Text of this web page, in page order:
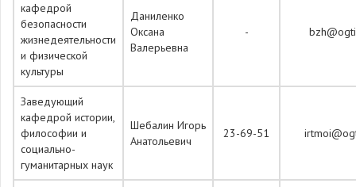
кафедрой
безопасности
жизнедеятельности
и физической
культуры
Даниленко
Оксана
Валерьевна
-
Заведующий
кафедрой истории,
философии и
социально-
гуманитарных наук
Шебалин Игорь
Анатольевич
23-69-51